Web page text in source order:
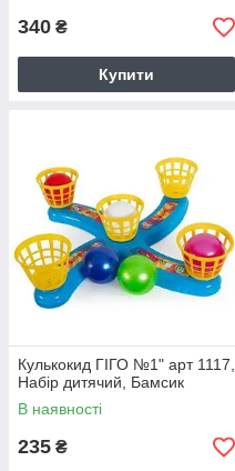
340 ₴
Купити
Кулькокид ГІГО №1" арт 1117,
Набір дитячий, Бамсик
В наявності
235 ₴